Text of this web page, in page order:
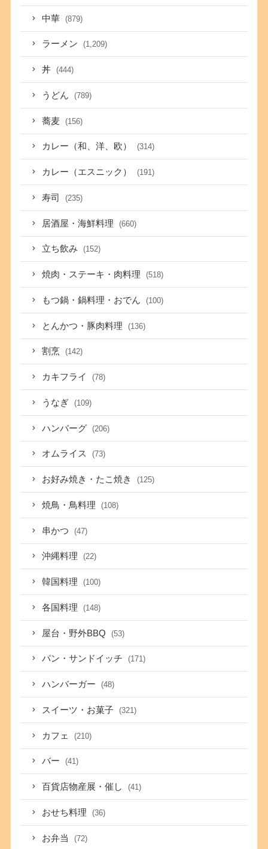
中華 (879)
ラーメン (1,209)
丼 (444)
うどん (789)
蕎麦 (156)
カレー（和、洋、欧） (314)
カレー（エスニック） (191)
寿司 (235)
居酒屋・海鮮料理 (660)
立ち飲み (152)
焼肉・ステーキ・肉料理 (518)
もつ鍋・鍋料理・おでん (100)
とんかつ・豚肉料理 (136)
割烹 (142)
カキフライ (78)
うなぎ (109)
ハンバーグ (206)
オムライス (73)
お好み焼き・たこ焼き (125)
焼鳥・鳥料理 (108)
串かつ (47)
沖縄料理 (22)
韓国料理 (100)
各国料理 (148)
屋台・野外BBQ (53)
パン・サンドイッチ (171)
ハンバーガー (48)
スイーツ・お菓子 (321)
カフェ (210)
バー (41)
百貨店物産展・催し (41)
おせち料理 (36)
お弁当 (72)